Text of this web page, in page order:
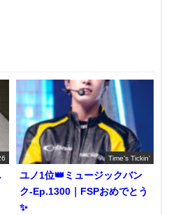
Time's Tickin'
ユノ1位👑ミュージックバン
ク-Ep.1300｜FSPおめでとう
✨️